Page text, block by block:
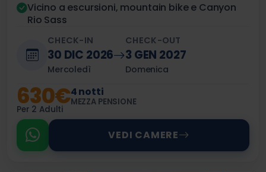
Vicino a escursioni, mountain bike e Canyon
Rio Sass
CHECK-IN
30 DIC 2026
Mercoledì
CHECK-OUT
3 GEN 2027
Domenica
630€4 notti
MEZZA PENSIONE
Per 2 Adulti
VEDI CAMERE